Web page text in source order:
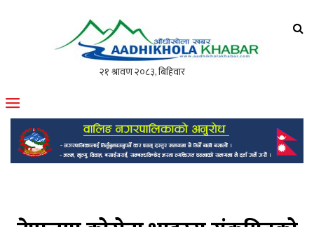
मोफसलकै लोकप्रिय अनलाइन पत्रिका